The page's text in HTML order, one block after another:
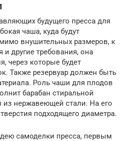
будущего пресса для
чаша, куда будут
внушительных размеров, к
другие требования, она
через которые будет
Также резервуар должен быть
Роль чаши для плодов
барабан стиральной
нержавеющей стали. На его
подходящего диаметра.
самоделки пресса, первым